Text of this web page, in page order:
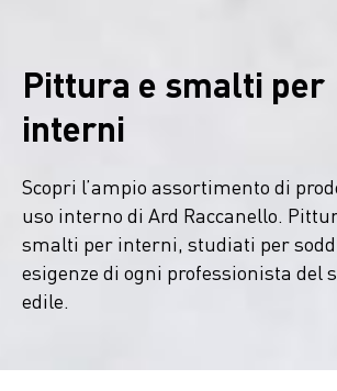
Pittura e smalti per
interni
Scopri l’ampio assortimento di
uso interno di Ard Raccanello.
smalti per interni, studiati per
esigenze di ogni professionista del
edile.